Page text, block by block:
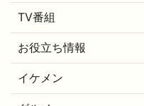
TV番組
お役立ち情報
イケメン